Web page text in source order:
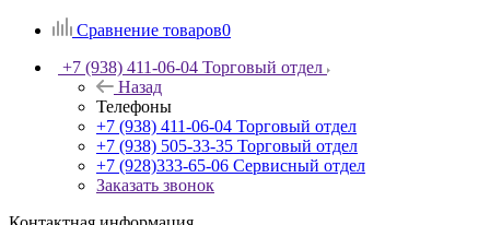
Сравнение товаров0
+7 (938) 411-06-04 Торговый отдел
Назад
Телефоны
+7 (938) 411-06-04 Торговый отдел
+7 (938) 505-33-35 Торговый отдел
+7 (928)333-65-06 Сервисный отдел
Заказать звонок